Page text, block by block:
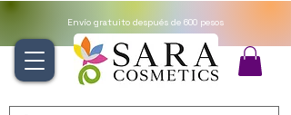
Envío gratuito después de 600 pesos